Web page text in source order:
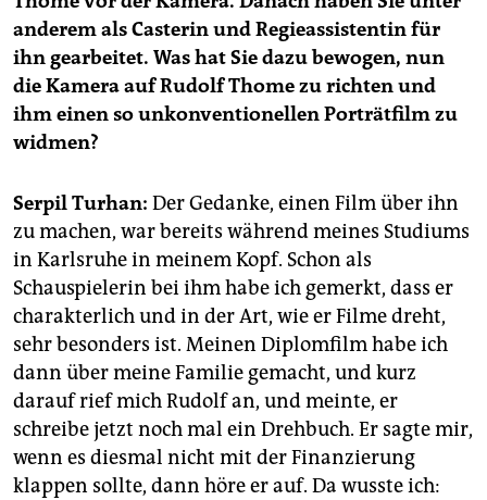
genossenschaft
epaper login
anderem als Casterin und Regieassistentin für
ihn gearbeitet. Was hat Sie dazu bewogen, nun
die Kamera auf Rudolf Thome zu richten und
ihm einen so unkonventionellen Porträtfilm zu
widmen?
Serpil Turhan: Der Gedanke, einen Film über ihn
zu machen, war bereits während meines Studiums
in Karlsruhe in meinem Kopf. Schon als
Schauspielerin bei ihm habe ich gemerkt, dass er
charakterlich und in der Art, wie er Filme dreht,
sehr besonders ist. Meinen Diplomfilm habe ich
dann über meine Familie gemacht, und kurz
darauf rief mich Rudolf an, und meinte, er
schreibe jetzt noch mal ein Drehbuch. Er sagte mir,
wenn es diesmal nicht mit der Finanzierung
klappen sollte, dann höre er auf. Da wusste ich: